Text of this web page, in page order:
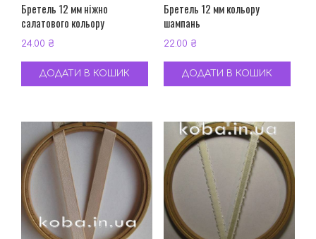
Бретель 12 мм ніжно
салатового кольору
24.00 ₴
ДОДАТИ В КОШИК
Бретель 12 мм кольору
шампань
22.00 ₴
ДОДАТИ В КОШИК